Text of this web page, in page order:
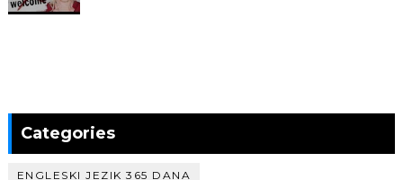
Categories
ENGLESKI JEZIK 365 DANA